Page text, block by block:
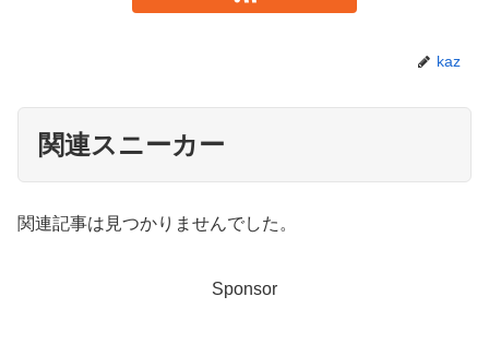
kaz
関連スニーカー
関連記事は見つかりませんでした。
Sponsor